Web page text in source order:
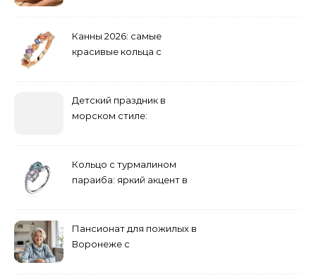
Канны 2026: самые
красивые кольца с
Детский праздник в
морском стиле:
Кольцо с турмалином
параиба: яркий акцент в
Пансионат для пожилых в
Воронеже с